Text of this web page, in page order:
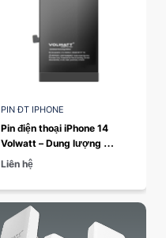
PIN ĐT IPHONE
Pin điện thoại iPhone 14
Volwatt – Dung lượng
3279mAh
Liên hệ